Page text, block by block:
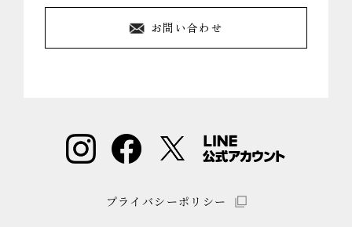
お問い合わせ
プライバシーポリシー